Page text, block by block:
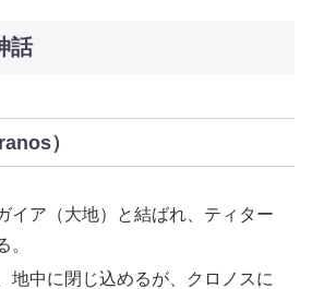
話
）
イア（大地）と結ばれ、ティター
。
地中に閉じ込めるが、クロノスに